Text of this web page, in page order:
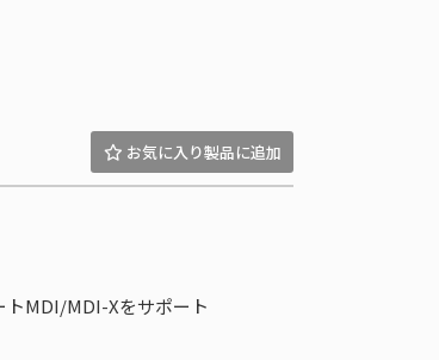
トMDI/MDI-Xをサポート